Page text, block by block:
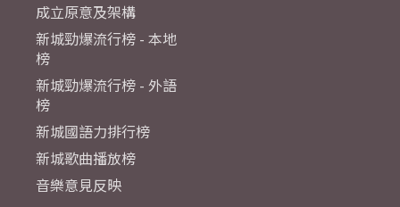
成立原意及架構
新城勁爆流行榜 - 本地
榜
新城勁爆流行榜 - 外語
榜
新城國語力排行榜
新城歌曲播放榜
音樂意見反映